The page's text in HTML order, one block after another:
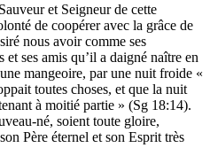
et Seigneur de cette
de coopérer avec la grâce de
nous avoir comme ses
ses amis qu’il a daigné naître en
mangeoire, par une nuit froide «
toutes choses, et que la nuit
à moitié partie » (Sg 18:14).
né, soient toute gloire,
Père éternel et son Esprit très